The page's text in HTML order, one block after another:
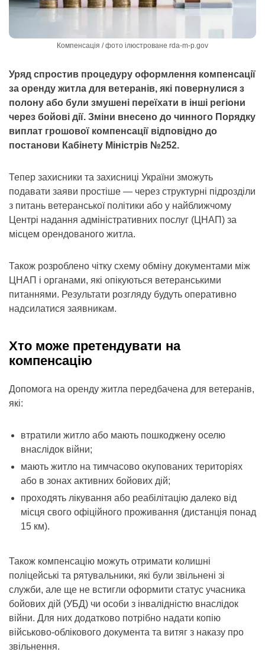
Компенсація / фото ілюстроване rda-m-p.gov
Уряд спростив процедуру оформлення компенсації
за оренду житла для ветеранів, які повернулися з
полону або були змушені переїхати в інші регіони
через бойові дії. Зміни внесено до чинного Порядку
виплат грошової компенсації відповідно до
постанови Кабінету Міністрів №252.
Тепер захисники та захисниці України зможуть
подавати заяви простіше — через структурні підрозділи
з питань ветеранської політики або у найближчому
Центрі надання адміністративних послуг (ЦНАП) за
місцем орендованого житла.
Також розроблено чітку схему обміну документами між
ЦНАП і органами, які опікуються ветеранськими
питаннями. Результати розгляду будуть оперативно
надсилатися заявникам.
Хто може претендувати на
компенсацію
Допомога на оренду житла передбачена для ветеранів,
які:
втратили житло або мають пошкоджену оселю
внаслідок війни;
мають житло на тимчасово окупованих територіях
або в зонах активних бойових дій;
проходять лікування або реабілітацію далеко від
місця свого офіційного проживання (дистанція понад
15 км).
Також компенсацію можуть отримати колишні
поліцейські та рятувальники, які були звільнені зі
служби, але ще не встигли оформити статус учасника
бойових дій (УБД) чи особи з інвалідністю внаслідок
війни. Для них додатково потрібно надати копію
військово-облікового документа та витяг з наказу про
звільнення.